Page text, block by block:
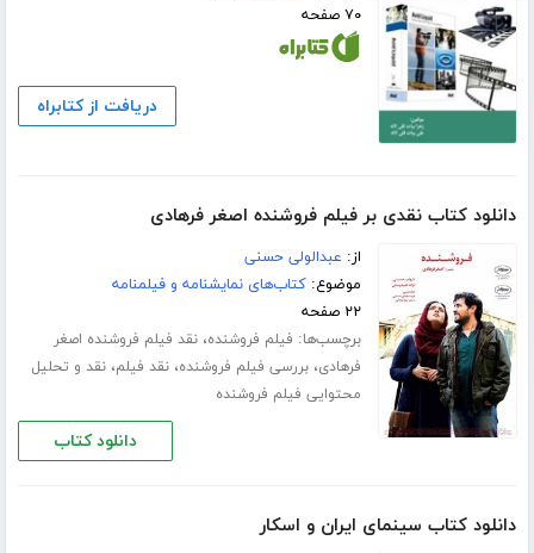
۷۰ صفحه
دریافت از کتابراه
دانلود کتاب نقدی بر فیلم فروشنده اصغر فرهادی
از: عبدالولی حسنی
موضوع:کتاب‌های نمایشنامه و فیلمنامه
۲۲ صفحه
برچسب‌ها: فیلم فروشنده،نقد فیلم فروشنده اصغر
فرهادی،بررسی فیلم فروشنده،نقد فیلم،نقد و تحلیل
محتوایی فیلم فروشنده
دانلود کتاب
دانلود کتاب سینمای ایران و اسکار